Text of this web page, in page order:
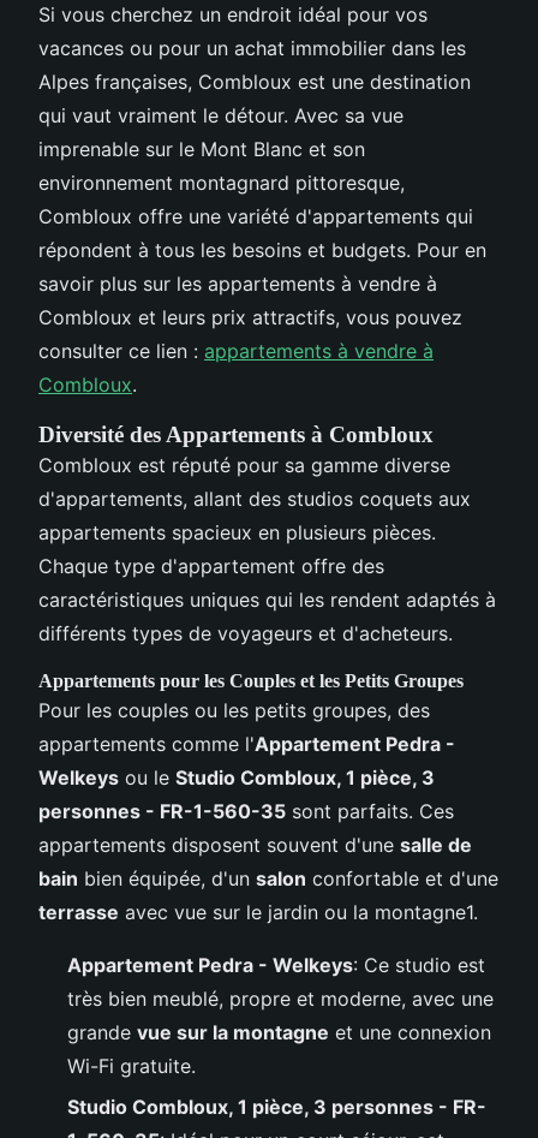
Si vous cherchez un endroit idéal pour vos
vacances ou pour un achat immobilier dans les
Alpes françaises, Combloux est une destination
qui vaut vraiment le détour. Avec sa vue
imprenable sur le Mont Blanc et son
environnement montagnard pittoresque,
Combloux offre une variété d'appartements qui
répondent à tous les besoins et budgets. Pour en
savoir plus sur les appartements à vendre à
Combloux et leurs prix attractifs, vous pouvez
consulter ce lien : appartements à vendre à
Combloux.
Diversité des Appartements à Combloux
Combloux est réputé pour sa gamme diverse
d'appartements, allant des studios coquets aux
appartements spacieux en plusieurs pièces.
Chaque type d'appartement offre des
caractéristiques uniques qui les rendent adaptés à
différents types de voyageurs et d'acheteurs.
Appartements pour les Couples et les Petits Groupes
Pour les couples ou les petits groupes, des
appartements comme l'Appartement Pedra -
Welkeys ou le Studio Combloux, 1 pièce, 3
personnes - FR-1-560-35 sont parfaits. Ces
appartements disposent souvent d'une salle de
bain bien équipée, d'un salon confortable et d'une
terrasse avec vue sur le jardin ou la montagne1.
Appartement Pedra - Welkeys: Ce studio est
très bien meublé, propre et moderne, avec une
grande vue sur la montagne et une connexion
Wi-Fi gratuite.
Studio Combloux, 1 pièce, 3 personnes - FR-